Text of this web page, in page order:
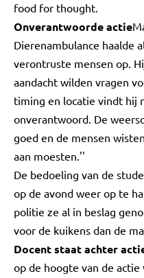
food for thought.
Onverantwoorde actie
Dierenambulance haalde
verontruste mensen op.
aandacht wilden vragen
timing en locatie vindt hij
onverantwoord. De
goed en de mensen
aan moesten.''
De bedoeling van de
op de avond weer op te
politie ze al in beslag
voor de kuikens dan de
Docent staat achter
op de hoogte van de